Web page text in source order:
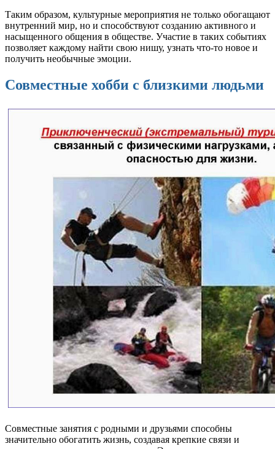
Таким образом, культурные мероприятия не только обогащают
внутренний мир, но и способствуют созданию активного и
насыщенного общения в обществе. Участие в таких событиях
позволяет каждому найти свою нишу, узнать что-то новое и
получить необычные эмоции.
Совместные хобби с близкими людьми
Совместные занятия с родными и друзьями способны
значительно обогатить жизнь, создавая крепкие связи и